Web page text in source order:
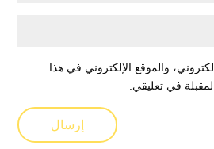
والموقع الإلكتروني في هذا
في تعليقي.